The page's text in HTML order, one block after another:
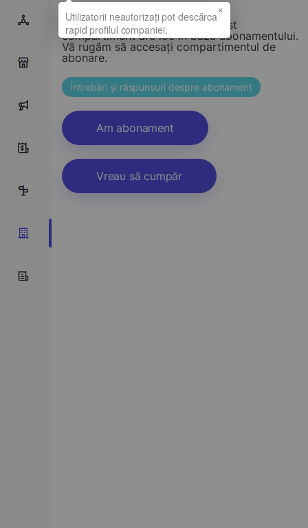
0
Stimate vizitator, accesul la acest
compartiment are loc în baza abonamentului.
Vă rugăm să accesați compartimentul de
abonare.
Întrebări și răspunsuri despre abonament
Am abonament
Vreau să cumpăr
×